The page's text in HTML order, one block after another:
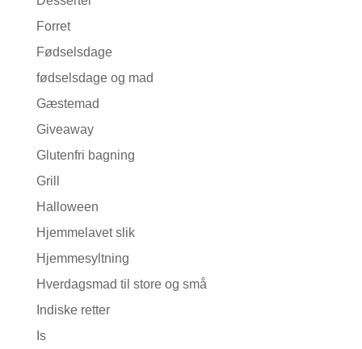
Forret
Fødselsdage
fødselsdage og mad
Gæstemad
Giveaway
Glutenfri bagning
Grill
Halloween
Hjemmelavet slik
Hjemmesyltning
Hverdagsmad til store og små
Indiske retter
Is